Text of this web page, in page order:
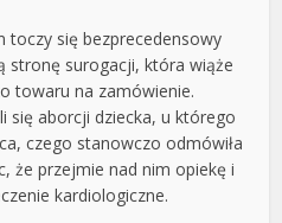
toczy się bezprecedensowy
stronę surogacji, która wiąże
towaru na zamówienie.
się aborcji dziecka, u którego
czego stanowczo odmówiła
że przejmie nad nim opiekę i
kardiologiczne.